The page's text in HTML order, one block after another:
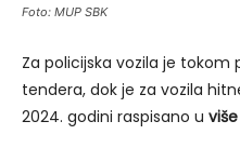
Foto: MUP SBK
Za policijska vozila je
tendera, dok je za vozila
2024. godini raspisano u